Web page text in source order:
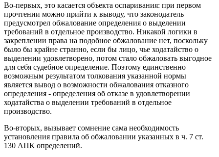
Во-первых, это касается объекта оспаривания: при первом
прочтении можно прийти к выводу, что законодатель
предусмотрел обжалование определения о выделении
требований в отдельное производство. Никакой логики в
закреплении права на подобное обжалование нет, поскольку
было бы крайне странно, если бы лицо, чье ходатайство о
выделении удовлетворено, потом стало обжаловать выгодное
для себя судебное определение. Поэтому единственно
возможным результатом толкования указанной нормы
является вывод о возможности обжалования отказного
определения - определения об отказе в удовлетворении
ходатайства о выделении требований в отдельное
производство.
Во-вторых, вызывает сомнение сама необходимость
установления правила об обжаловании указанных в ч. 7 ст.
130 АПК определений.